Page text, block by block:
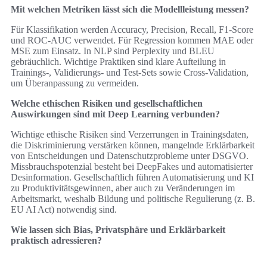
Mit welchen Metriken lässt sich die Modellleistung messen?
Für Klassifikation werden Accuracy, Precision, Recall, F1-Score
und ROC-AUC verwendet. Für Regression kommen MAE oder
MSE zum Einsatz. In NLP sind Perplexity und BLEU
gebräuchlich. Wichtige Praktiken sind klare Aufteilung in
Trainings-, Validierungs- und Test-Sets sowie Cross-Validation,
um Überanpassung zu vermeiden.
Welche ethischen Risiken und gesellschaftlichen
Auswirkungen sind mit Deep Learning verbunden?
Wichtige ethische Risiken sind Verzerrungen in Trainingsdaten,
die Diskriminierung verstärken können, mangelnde Erklärbarkeit
von Entscheidungen und Datenschutzprobleme unter DSGVO.
Missbrauchspotenzial besteht bei DeepFakes und automatisierter
Desinformation. Gesellschaftlich führen Automatisierung und KI
zu Produktivitätsgewinnen, aber auch zu Veränderungen im
Arbeitsmarkt, weshalb Bildung und politische Regulierung (z. B.
EU AI Act) notwendig sind.
Wie lassen sich Bias, Privatsphäre und Erklärbarkeit
praktisch adressieren?